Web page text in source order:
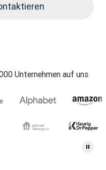
Unternehmen auf uns